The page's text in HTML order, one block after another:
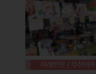
미래반찬 / 부산어묵